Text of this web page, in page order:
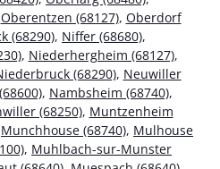
Oberentzen (68127), Oberdorf
(68290), Niffer (68680),
, Niederhergheim (68127),
(68290), Neuwiller
, Nambsheim (68740),
(68250), Muntzenheim
Munchhouse (68740), Mulhouse
, Muhlbach-sur-Munster